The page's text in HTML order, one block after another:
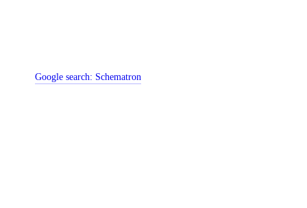
Google search: Schematron